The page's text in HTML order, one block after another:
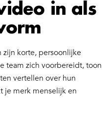
in als
zijn korte, persoonlijke
team zich voorbereidt, toon
vertellen over hun
je merk menselijk en